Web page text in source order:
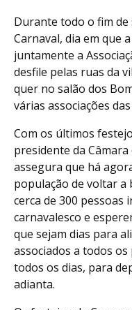
Durante todo o fim
Carnaval, dia em que
juntamente a
desfile pelas ruas da
quer no salão dos
várias associações
Com os últimos
presidente da
assegura que há
população de voltar a
cerca de 300 pessoas
carnavalesco e
que sejam dias para
associados a todos
todos os dias, para
adianta.